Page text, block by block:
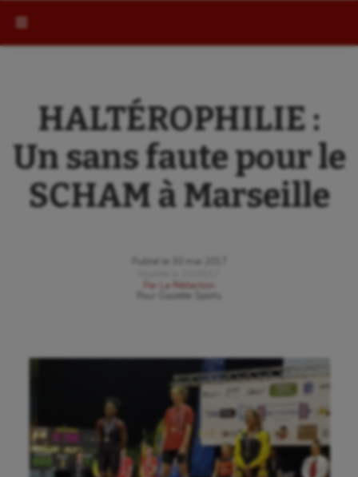
HALTÉROPHILIE :
Un sans faute pour le
SCHAM à Marseille
Publié le
30 mai 2017
Par
La Rédaction
Gazette Sports